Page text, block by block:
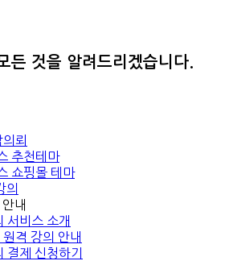
든 것을 알려드리겠습니다.
뢰
추천테마
쇼핑몰 테마
의
내
서비스 소개
격 강의 안내
결제 신청하기